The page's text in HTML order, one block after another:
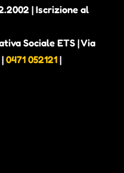
| Iscrizione al
Sociale ETS | Via
0471 052121 |